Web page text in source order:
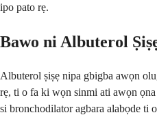
ipo pato rẹ.
Bawo ni Albuterol
Albuterol ṣiṣẹ nipa gbigba awọn
rẹ, ti o fa ki wọn sinmi ati awọn
si bronchodilator agbara alabọde ti